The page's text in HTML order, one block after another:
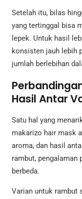
Setelah itu, bilas
yang tertinggal bisa
lepek. Untuk hasil
konsisten jauh lebih
jumlah berlebihan
Hasil Antar
Satu hal yang
makarizo hair mask
aroma, dan hasil
rambut, pengalaman
berbeda.
Varian untuk rambut